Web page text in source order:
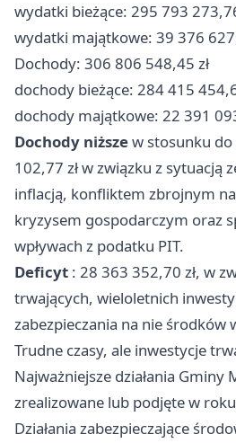
wydatki bieżące: 295 793
wydatki majątkowe: 39 376
Dochody: 306 806 548,45 zł
dochody bieżące: 284 415
dochody majątkowe: 22 391
Dochody niższew stosunku
102,77 zł w związku z sytuacją
inflacją, konfliktem zbrojnym
kryzysem gospodarczym oraz
wpływach z podatku PIT.
Deficyt : 28 363 352,70 zł, w
trwających, wieloletnich
zabezpieczania na nie środków
Trudne czasy, ale inwestycje
Najważniejsze działania Gminy
zrealizowane lub podjęte w
Działania zabezpieczające